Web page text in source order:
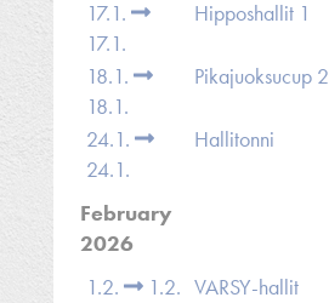
17.1.
17.1.
Hipposhallit 1
18.1.
18.1.
Pikajuoksucup 2
24.1.
24.1.
Hallitonni
February
2026
1.2.
1.2. VARSY-hallit